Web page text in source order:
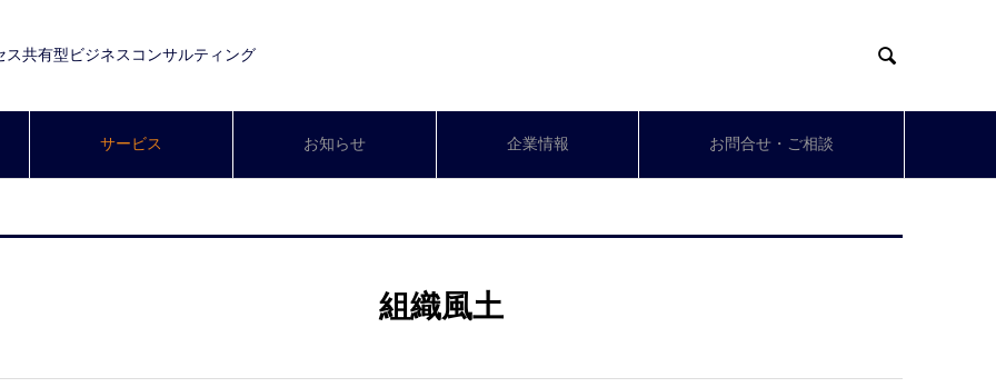
ス共有型ビジネスコンサルティング 
サービス お知らせ 企業情報 お問合せ・ご相談
組織風土